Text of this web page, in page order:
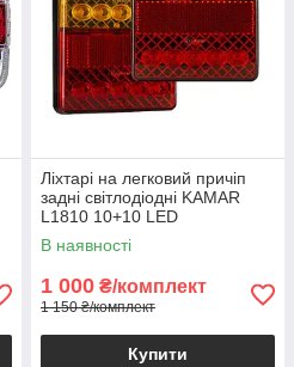
Ліхтарі на легковий причіп
задні світлодіодні KAMAR
L1810 10+10 LED
стоп+габарит+поворот
В наявності
1 000 ₴/комплект
1 150 ₴/комплект
Купити